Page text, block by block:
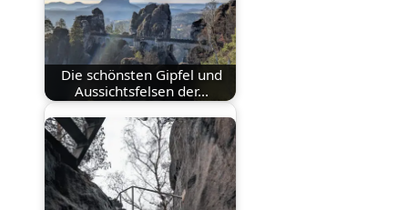
Die schönsten Gipfel und
Aussichtsfelsen der…